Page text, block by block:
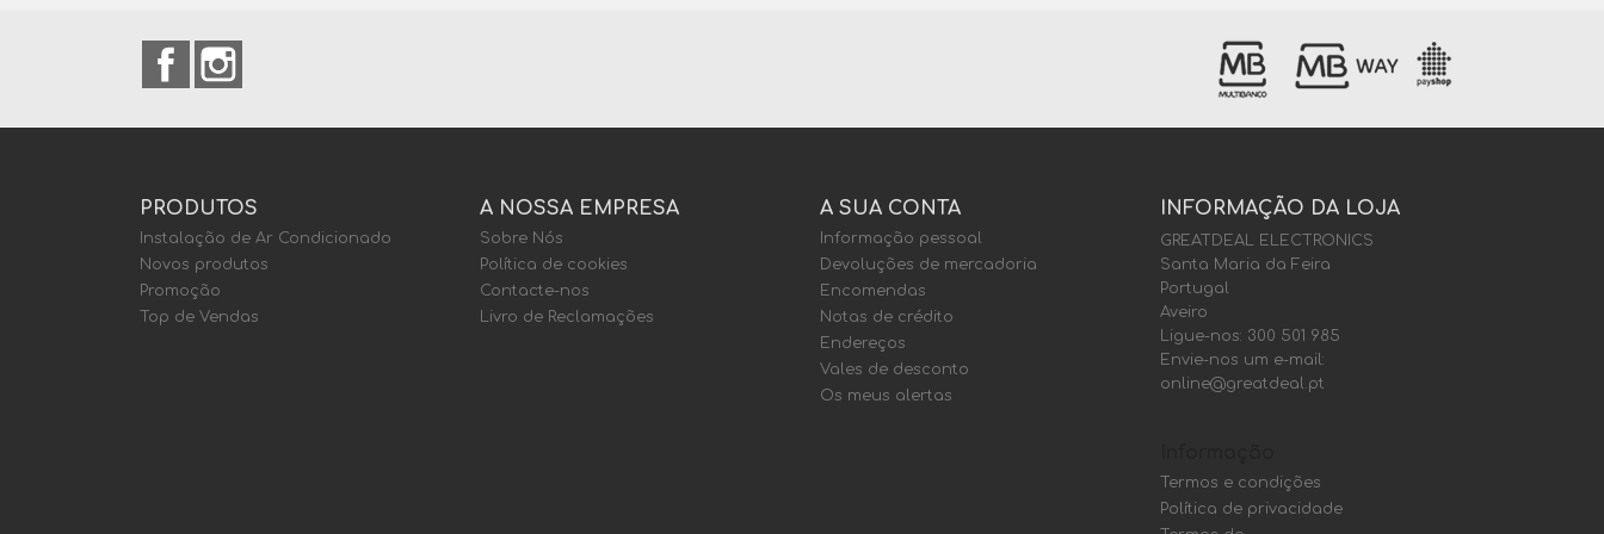
Facebook
PRODUTOS
Instalação de Ar Condicionado
Novos produtos
Promoção
Top de Vendas
A NOSSA EMPRESA
Sobre Nós
Política de cookies
Contacte-nos
Livro de Reclamações
A SUA CONTA
Informação pessoal
Devoluções de mercadoria
Encomendas
Notas de crédito
Endereços
Vales de desconto
Os meus alertas
INFORMAÇÃO DA LOJA
GREATDEAL ELECTRONICS
Santa Maria da Feira
Portugal
Aveiro
Ligue-nos: 300 501 985
Envie-nos um e-mail:
online@greatdeal.pt
Termos e condições
Política de privacidade